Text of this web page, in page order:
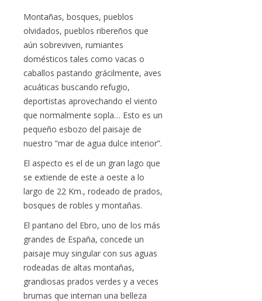
Montañas, bosques, pueblos
olvidados, pueblos ribereños que
aún sobreviven, rumiantes
domésticos tales como vacas o
caballos pastando grácilmente, aves
acuáticas buscando refugio,
deportistas aprovechando el viento
que normalmente sopla… Esto es un
pequeño esbozo del paisaje de
nuestro “mar de agua dulce interior”.
El aspecto es el de un gran lago que
se extiende de este a oeste a lo
largo de 22 Km., rodeado de prados,
bosques de robles y montañas.
El pantano del Ebro, uno de los más
grandes de España, concede un
paisaje muy singular con sus aguas
rodeadas de altas montañas,
grandiosas prados verdes y a veces
brumas que internan una belleza